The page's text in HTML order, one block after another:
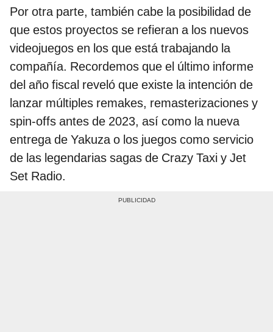
Por otra parte, también cabe la posibilidad de
que estos proyectos se refieran a los nuevos
videojuegos en los que está trabajando la
compañía. Recordemos que el último informe
del año fiscal reveló que existe la intención de
lanzar múltiples remakes, remasterizaciones y
spin-offs antes de 2023, así como la nueva
entrega de Yakuza o los juegos como servicio
de las legendarias sagas de Crazy Taxi y Jet
Set Radio.